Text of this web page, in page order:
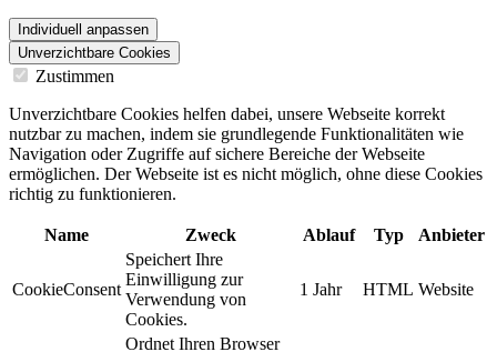
Individuell anpassen
Unverzichtbare Cookies
Zustimmen
Unverzichtbare Cookies helfen dabei, unsere Webseite korrekt
nutzbar zu machen, indem sie grundlegende Funktionalitäten wie
Navigation oder Zugriffe auf sichere Bereiche der Webseite
ermöglichen. Der Webseite ist es nicht möglich, ohne diese Cookies
richtig zu funktionieren.
Name Zweck Ablauf Typ Anbieter
CookieConsent
Speichert Ihre
Einwilligung zur
Verwendung von
Cookies.
1 Jahr HTML Website
Ordnet Ihren Browser